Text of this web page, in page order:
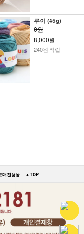
루이 (45g)
0원
8,000원
240원 적립
매전용몰 ▲TOP